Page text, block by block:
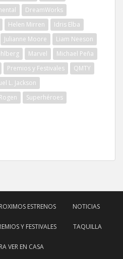
DreamWorks
Helen Mirren
Idris Elba
Julianne Moore
Liam Neeson
Marvel
Michael Peña
Premios y Festivales
QMTY
L. Jackson
Superhéroes
ESTRENOS NOTICIAS
Y FESTIVALES TAQUILLA
VER EN CASA